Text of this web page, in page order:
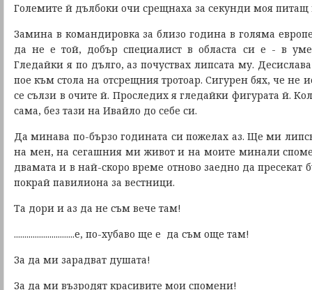
Големите й дълбоки очи срещнаха за секунди моя питащ
Замина в командировка за близо година в голяма
да не е той, добър специалист в областа си е - в
Гледайки я по дълго, аз почуствах липсата му.
пое към стола на отсрещния тротоар. Сигурен бях, че не
се сълзи в очите й. Проследих я гледайки фигурата й.
сама, без тази на Ивайло до себе си.
Да минава по-бързо годината си пожелах аз. Ще ми
на мен, на сегашния ми живот и на моите минали
двамата и в най-скоро време отново заедно да пресекат
покрай павилиона за вестници.
Та дори и аз да не съм вече там!
.............................е, по-хубаво ще е да съм още там!
За да ми зарадват душата!
За да ми възродят красивите мои спомени!